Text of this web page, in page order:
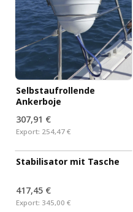
Selbstaufrollende
Ankerboje
307,91 €